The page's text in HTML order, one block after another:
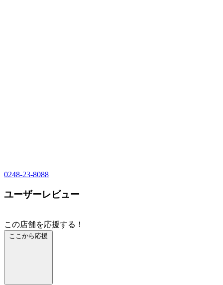
0248-23-8088
ユーザーレビュー
この店舗を応援する！
ここから応援